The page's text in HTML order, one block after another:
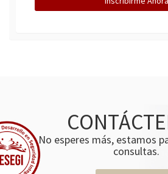
No esperes más, estamos
consultas.